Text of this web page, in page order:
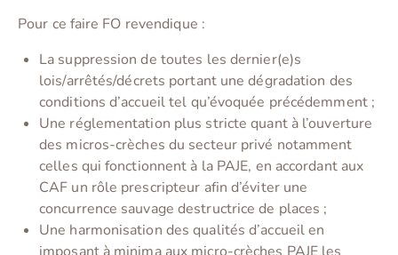
Pour ce faire FO revendique :
La suppression de toutes les dernier(e)s
lois/arrêtés/décrets portant une dégradation des
conditions d’accueil tel qu’évoquée précédemment ;
Une réglementation plus stricte quant à l’ouverture
des micros-crèches du secteur privé notamment
celles qui fonctionnent à la PAJE, en accordant aux
CAF un rôle prescripteur afin d’éviter une
concurrence sauvage destructrice de places ;
Une harmonisation des qualités d’accueil en